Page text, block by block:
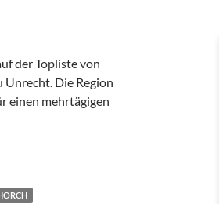
der Topliste von
Unrecht. Die Region
einen mehrtägigen